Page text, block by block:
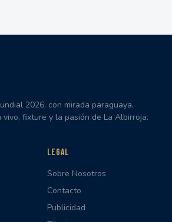
2026, con mirada paraguaya.
fixture y la pasión de La Albirroja.
LEGAL
Sobre Nosotros
Contacto
Publicidad